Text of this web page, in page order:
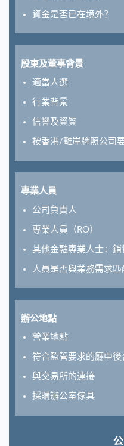
資金是否已在境外？
股東及董事背景
適當人選
行業背景
信譽及資質
按香港/離岸牌照公司要
專業人員
公司負責人
專業人員（RO）
其他金融專業人士：
人員是否與業務需求匹
辦公地點
營業地點
符合監管要求的廳中後
與交易所的連接
採購辦公室傢具